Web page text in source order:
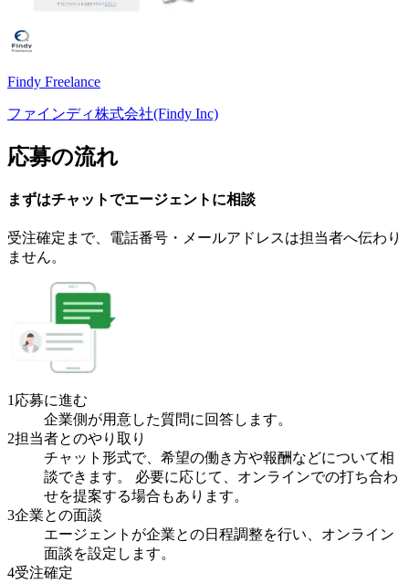
Findy Freelance
ファインディ株式会社(Findy Inc)
応募の流れ
まずはチャットでエージェント に相談
受注確定まで、 電話番号・メールアドレスは担当者へ伝わり
ません。
1 応募に進む
企業側が用意した質問に回答します。
2担当者とのやり取り
チャット形式で、希望の働き方や報酬などについて相
談できます。 必要に応じて、オンラインでの打ち合わ
せを提案する場合もあります。
3企業との面談
エージェントが企業との日程調整を行い、オンライン
面談を設定します。
4受注確定